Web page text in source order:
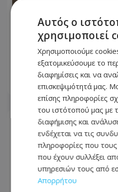
Γιατί συστήνεται να
στην είσοδο του
που λίγοι γνωρίζουν
08.08.2026 - 19:54
Αυτός ο
χρησιμοποιεί
Χρησιμοποιούμε
εξατομικεύσουμε το
διαφημίσεις και να
επισκεψιμότητά μας.
επίσης πληροφορίες
του ιστότοπού μας με
διαφήμισης και
ενδέχεται να τις
πληροφορίες που τους
που έχουν συλλέξει
υπηρεσιών τους από
Απορρήτου